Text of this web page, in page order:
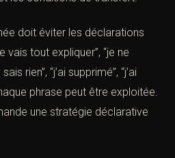
notification des droits, les
présence d’un interprète si
prévenir un proche, la
auditions, les confrontations,
et les conditions de